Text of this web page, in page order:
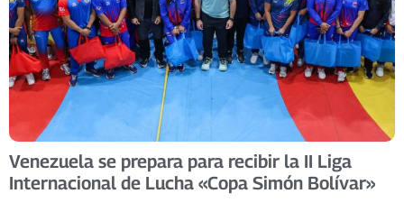
Venezuela se prepara para recibir la II Liga
Internacional de Lucha «Copa Simón Bolívar»